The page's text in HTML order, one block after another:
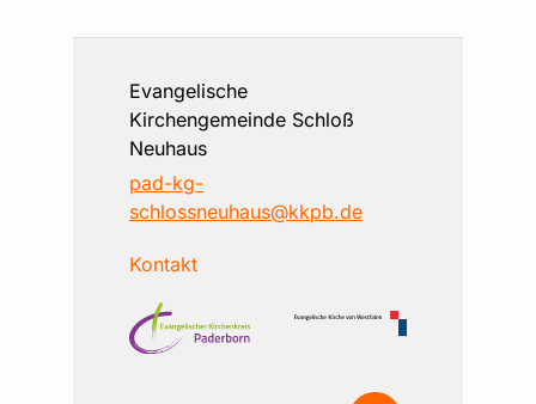
Evangelische
Kirchengemeinde Schloß
Neuhaus
pad-kg-
schlossneuhaus@kkpb.de
Kontakt